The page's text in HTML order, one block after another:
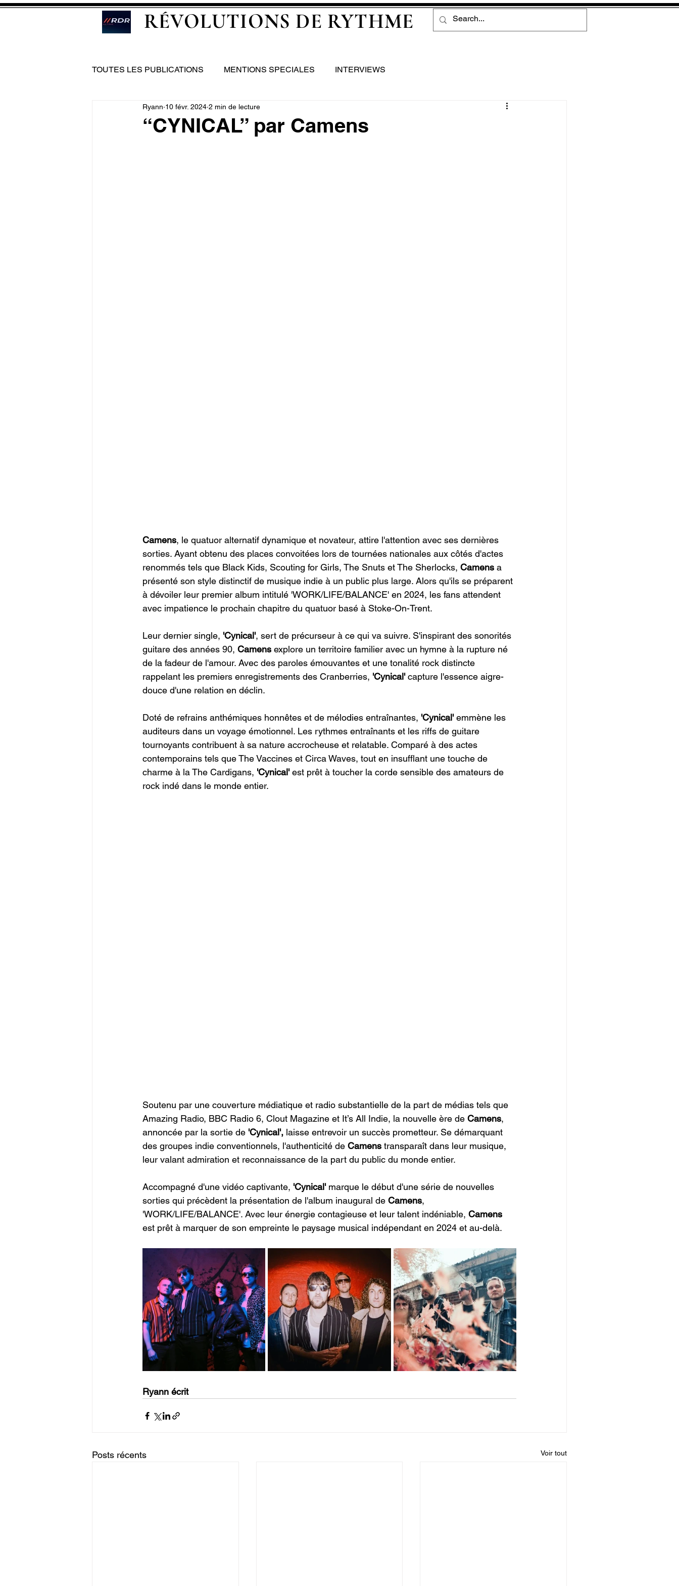
RÉVOLUTIONS DE RYTHME
TOUTES LES PUBLICATIONS MENTIONS SPECIALES INTERVIEWS
“CYNICAL” par Camens
Ryann 10 févr. 2024 2 min de lecture
Camens, le quatuor alternatif dynamique et novateur, attire l'attention avec ses dernières
sorties. Ayant obtenu des places convoitées lors de tournées nationales aux côtés d'actes
renommés tels que Black Kids, Scouting for Girls, The Snuts et The Sherlocks, Camens a
présenté son style distinctif de musique indie à un public plus large. Alors qu'ils se préparent
à dévoiler leur premier album intitulé 'WORK/LIFE/BALANCE' en 2024, les fans attendent
avec impatience le prochain chapitre du quatuor basé à Stoke-On-Trent.
Leur dernier single, 'Cynical', sert de précurseur à ce qui va suivre. S'inspirant des sonorités
guitare des années 90, Camens explore un territoire familier avec un hymne à la rupture né
de la fadeur de l'amour. Avec des paroles émouvantes et une tonalité rock distincte
rappelant les premiers enregistrements des Cranberries, 'Cynical' capture l'essence aigre-
douce d'une relation en déclin.
Doté de refrains anthémiques honnêtes et de mélodies entraînantes, 'Cynical' emmène les
auditeurs dans un voyage émotionnel. Les rythmes entraînants et les riffs de guitare
tournoyants contribuent à sa nature accrocheuse et relatable. Comparé à des actes
contemporains tels que The Vaccines et Circa Waves, tout en insufflant une touche de
charme à la The Cardigans, 'Cynical' est prêt à toucher la corde sensible des amateurs de
rock indé dans le monde entier.
Soutenu par une couverture médiatique et radio substantielle de la part de médias tels que
Amazing Radio, BBC Radio 6, Clout Magazine et It’s All Indie, la nouvelle ère de Camens,
annoncée par la sortie de 'Cynical', laisse entrevoir un succès prometteur. Se démarquant
des groupes indie conventionnels, l'authenticité de Camens transparaît dans leur musique,
leur valant admiration et reconnaissance de la part du public du monde entier.
Accompagné d'une vidéo captivante, 'Cynical' marque le début d'une série de nouvelles
sorties qui précèdent la présentation de l'album inaugural de Camens,
'WORK/LIFE/BALANCE'. Avec leur énergie contagieuse et leur talent indéniable, Camens
est prêt à marquer de son empreinte le paysage musical indépendant en 2024 et au-delà.
Ryann écrit
Posts récents Voir tout